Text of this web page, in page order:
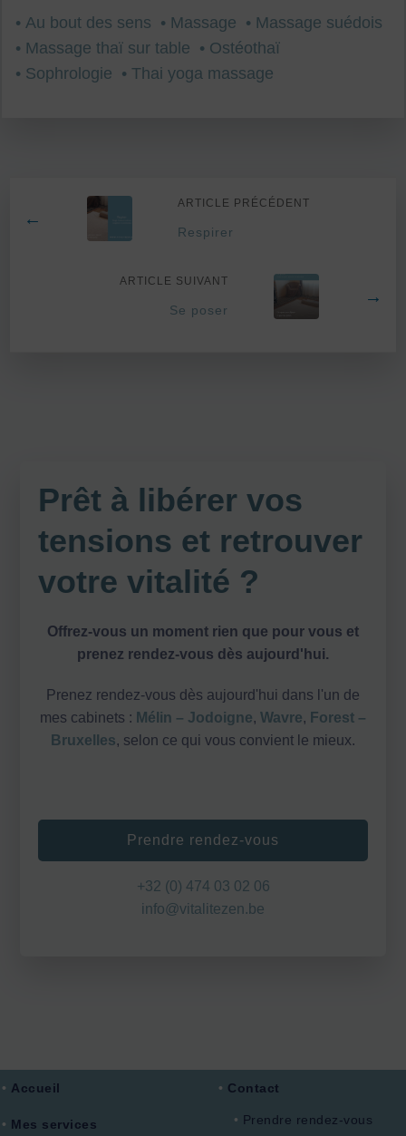
• Au bout des sens • Massage • Massage suédois
• Massage thaï sur table • Ostéothaï
• Sophrologie • Thai yoga massage
←
ARTICLE PRÉCÉDENT
Respirer
ARTICLE SUIVANT
Se poser
→
Prêt à libérer vos
tensions et retrouver
votre vitalité ?
Offrez-vous un moment rien que pour vous et
prenez rendez-vous dès aujourd'hui.
Prenez rendez-vous dès aujourd'hui dans l'un de
mes cabinets : Mélin – Jodoigne, Wavre, Forest –
Bruxelles, selon ce qui vous convient le mieux.
Prendre rendez-vous
+32 (0) 474 03 02 06
info@vitalitezen.be
Accueil
Mes services
Contact
Prendre rendez-vous